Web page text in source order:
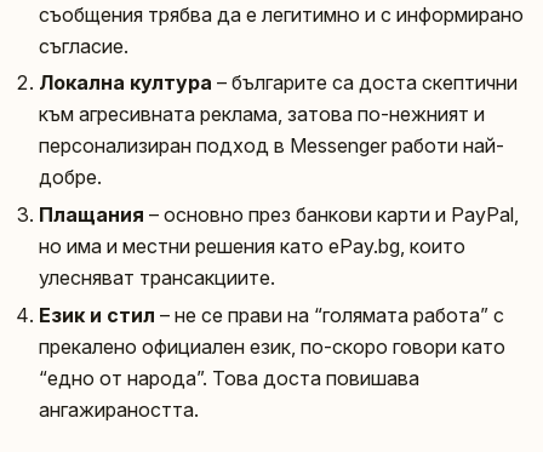
съобщения трябва да е легитимно и с информирано
съгласие.
Локална култура – българите са доста скептични
към агресивната реклама, затова по-нежният и
персонализиран подход в Messenger работи най-
добре.
Плащания – основно през банкови карти и PayPal,
но има и местни решения като ePay.bg, които
улесняват трансакциите.
Език и стил – не се прави на “голямата работа” с
прекалено официален език, по-скоро говори като
“едно от народа”. Това доста повишава
ангажираността.